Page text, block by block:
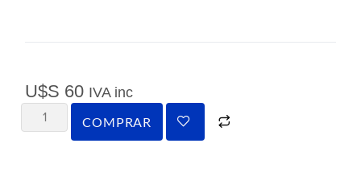
U$S 60 IVA inc
COMPRAR